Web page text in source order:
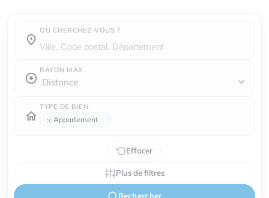
OÙ CHERCHEZ-VOUS ?
Où cherchez-vous ?
RAYON MAX
TYPE DE BIEN
× Appartement
Effacer
Plus de filtres
Rechercher